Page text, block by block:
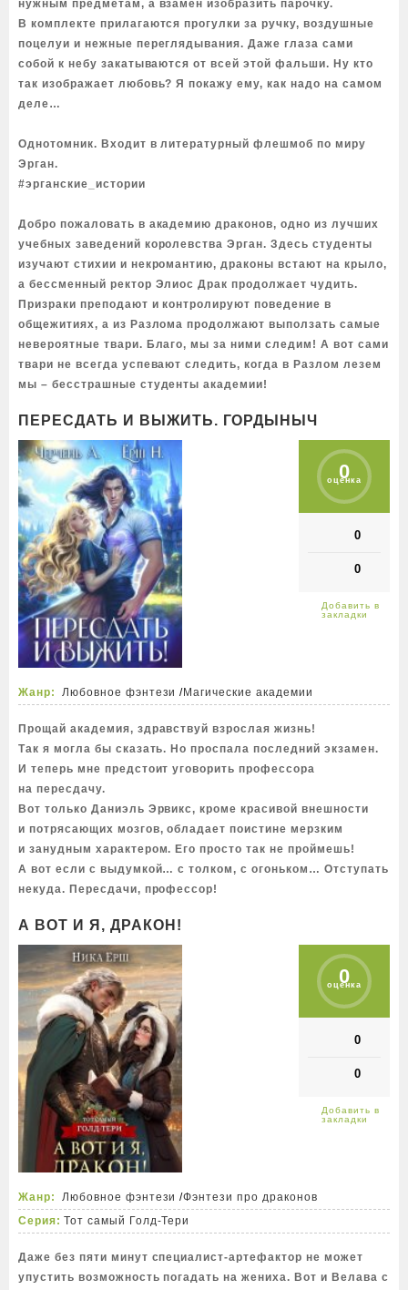
нужным предметам, а взамен изобразить парочку.
В комплекте прилагаются прогулки за ручку, воздушные
поцелуи и нежные переглядывания. Даже глаза сами
собой к небу закатываются от всей этой фальши. Ну кто
так изображает любовь? Я покажу ему, как надо на самом
деле…
Однотомник. Входит в литературный флешмоб по миру
Эрган.
#эрганские_истории
Добро пожаловать в академию драконов, одно из лучших
учебных заведений королевства Эрган. Здесь студенты
изучают стихии и некромантию, драконы встают на крыло,
а бессменный ректор Элиос Драк продолжает чудить.
Призраки преподают и контролируют поведение в
общежитиях, а из Разлома продолжают выползать самые
невероятные твари. Благо, мы за ними следим! А вот сами
твари не всегда успевают следить, когда в Разлом лезем
мы – бесстрашные студенты академии!
ПЕРЕСДАТЬ И ВЫЖИТЬ. ГОРДЫНЫЧ
0
оценка
0
0
Жанр: Любовное фэнтези /Магические академии
Прощай академия, здравствуй взрослая жизнь!
Так я могла бы сказать. Но проспала последний экзамен.
И теперь мне предстоит уговорить профессора
на пересдачу.
Вот только Даниэль Эрвикс, кроме красивой внешности
и потрясающих мозгов, обладает поистине мерзким
и занудным характером. Его просто так не проймешь!
А вот если с выдумкой… с толком, с огоньком… Отступать
некуда. Пересдачи, профессор!
А ВОТ И Я, ДРАКОН!
0
оценка
0
0
Жанр: Любовное фэнтези /Фэнтези про драконов
Серия: Тот самый Голд-Тери
Даже без пяти минут специалист-артефактор не может
упустить возможность погадать на жениха. Вот и Велава с